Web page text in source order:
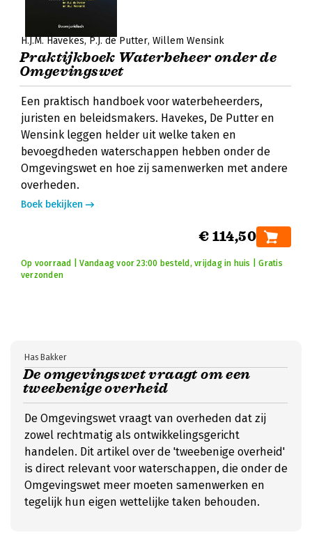
H.J.M. Havekes P.J. de Putter Willem Wensink
Praktijkboek Waterbeheer onder de
Omgevingswet
Een praktisch handboek voor waterbeheerders,
juristen en beleidsmakers. Havekes, De Putter en
Wensink leggen helder uit welke taken en
bevoegdheden waterschappen hebben onder de
Omgevingswet en hoe zij samenwerken met andere
overheden.
Boek bekijken
€ 114,50
Op voorraad | Vandaag voor 23:00 besteld, vrijdag in huis | Gratis
verzonden
De omgevingswet vraagt om een
tweebenige overheid
Has Bakker
De Omgevingswet vraagt van overheden dat zij
zowel rechtmatig als ontwikkelingsgericht
handelen. Dit artikel over de 'tweebenige overheid'
is direct relevant voor waterschappen, die onder de
Omgevingswet meer moeten samenwerken en
tegelijk hun eigen wettelijke taken behouden.